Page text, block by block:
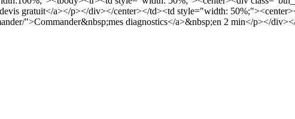
gratuit</a></p></div></center></td><td style="width:
">Commander&nbsp;mes diagnostics</a>&nbsp;en 2 min</p></